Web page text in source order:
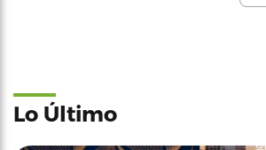
Lo Último